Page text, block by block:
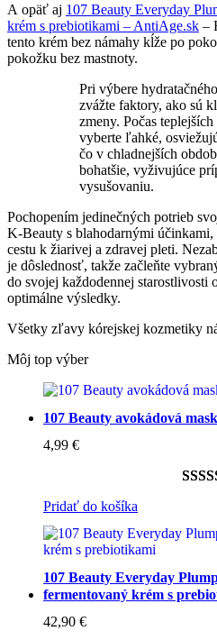
A opäť aj 107 Beauty Everyday
krém s prebiotikami – AntiAge.sk –
tento krém bez námahy kĺže po
pokožku bez mastnoty.
Pri výbere
zvážte faktory, ako sú
zmeny. Počas teplejších
vyberte ľahké,
čo v chladnejších
bohatšie, vyživujúce
vysušovaniu.
Pochopením jedinečných potrieb
K-Beauty s blahodarnými účinkami,
cestu k žiarivej a zdravej pleti.
je dôslednosť, takže začleňte
do svojej každodennej starostlivosti
optimálne výsledky.
Všetky zľavy kórejskej kozmetiky
Môj top výber
107 Beauty avokádová
4,99 €
Pridať do košíka
107 Beauty Everyday
fermentovaný krém s
42,90 €